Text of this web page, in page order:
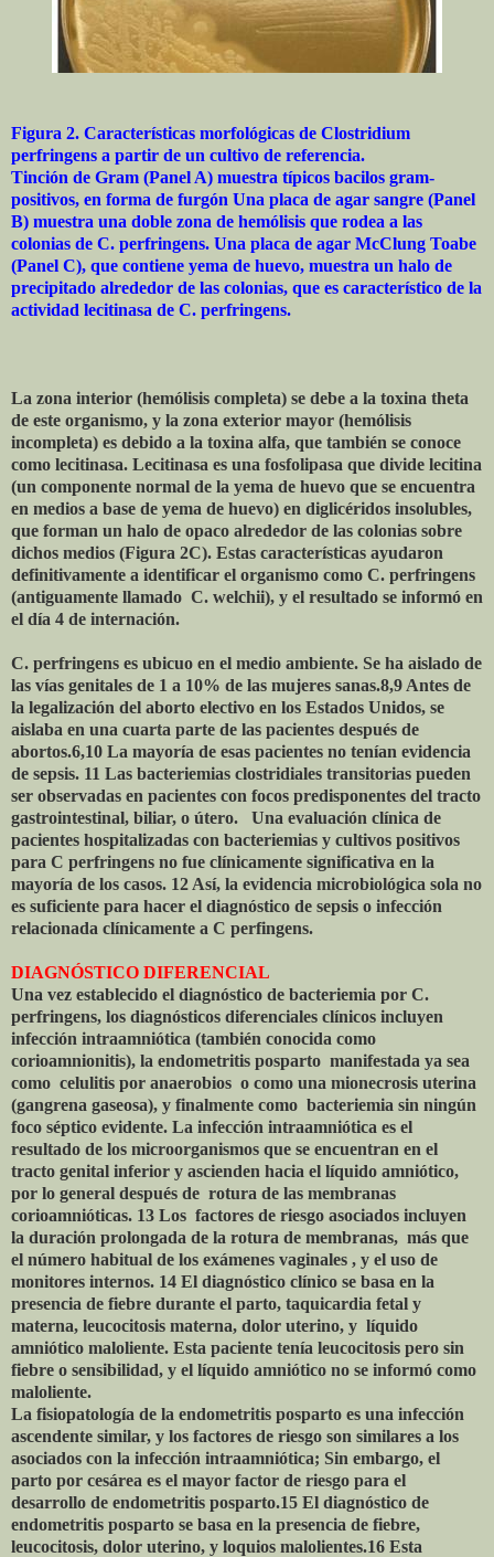
Figura 2. Características morfológicas de Clostridium
perfringens a partir de un cultivo de referencia.
Tinción de Gram (Panel A) muestra típicos bacilos gram-
positivos, en forma de furgón Una placa de agar sangre (Panel
B) muestra una doble zona de hemólisis que rodea a las
colonias de C. perfringens. Una placa de agar McClung Toabe
(Panel C), que contiene yema de huevo, muestra un halo de
precipitado alrededor de las colonias, que es característico de la
actividad lecitinasa de C. perfringens.
La zona interior (hemólisis completa) se debe a la toxina theta
de este organismo, y la zona exterior mayor (hemólisis
incompleta) es debido a la toxina alfa, que también se conoce
como lecitinasa. Lecitinasa es una fosfolipasa que divide lecitina
(un componente normal de la yema de huevo que se encuentra
en medios a base de yema de huevo) en diglicéridos insolubles,
que forman un halo de opaco alrededor de las colonias sobre
dichos medios (Figura 2C). Estas características ayudaron
definitivamente a identificar el organismo como C. perfringens
(antiguamente llamado C. welchii), y el resultado se informó en
el día 4 de internación.
C. perfringens es ubicuo en el medio ambiente. Se ha aislado de
las vías genitales de 1 a 10% de las mujeres sanas.8,9 Antes de
la legalización del aborto electivo en los Estados Unidos, se
aislaba en una cuarta parte de las pacientes después de
abortos.6,10 La mayoría de esas pacientes no tenían evidencia
de sepsis. 11 Las bacteriemias clostridiales transitorias pueden
ser observadas en pacientes con focos predisponentes del tracto
gastrointestinal, biliar, o útero.
Una evaluación clínica de
pacientes hospitalizadas con bacteriemias y cultivos positivos
para C perfringens no fue clínicamente significativa en la
mayoría de los casos. 12 Así, la evidencia microbiológica sola no
es suficiente para hacer el diagnóstico de sepsis o infección
relacionada clínicamente a C perfingens.
DIAGNÓSTICO DIFERENCIAL
Una vez establecido el diagnóstico de bacteriemia por C.
perfringens, los diagnósticos diferenciales clínicos incluyen
infección intraamniótica (también conocida como
corioamnionitis), la endometritis posparto manifestada ya sea
como celulitis por anaerobios o como una mionecrosis uterina
(gangrena gaseosa), y finalmente como bacteriemia sin ningún
foco séptico evidente. La infección intraamniótica es el
resultado de los microorganismos que se encuentran en el
tracto genital inferior y ascienden hacia el líquido amniótico,
por lo general después de rotura de las membranas
corioamnióticas. 13 Los factores de riesgo asociados incluyen
la duración prolongada de la rotura de membranas, más que
el número habitual de los exámenes vaginales , y el uso de
monitores internos. 14 El diagnóstico clínico se basa en la
presencia de fiebre durante el parto, taquicardia fetal y
materna, leucocitosis materna, dolor uterino, y líquido
amniótico maloliente. Esta paciente tenía leucocitosis pero sin
fiebre o sensibilidad, y el líquido amniótico no se informó como
maloliente.
La fisiopatología de la endometritis posparto es una infección
ascendente similar, y los factores de riesgo son similares a los
asociados con la infección intraamniótica; Sin embargo, el
parto por cesárea es el mayor factor de riesgo para el
desarrollo de endometritis posparto.15 El diagnóstico de
endometritis posparto se basa en la presencia de fiebre,
leucocitosis, dolor uterino, y loquios malolientes.16 Esta